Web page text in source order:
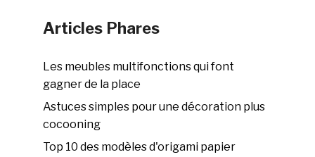
Articles Phares
Les meubles multifonctions qui font
gagner de la place
Astuces simples pour une décoration plus
cocooning
Top 10 des modèles d'origami papier